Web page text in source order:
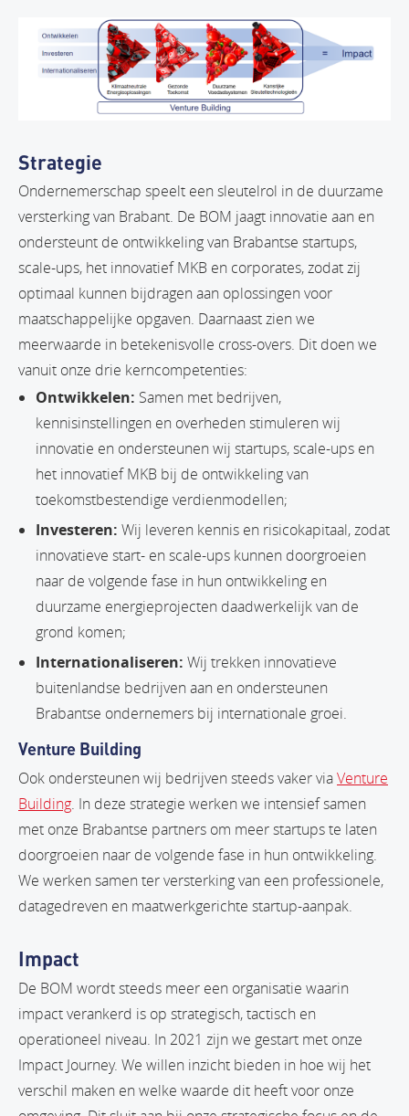
Strategie
Ondernemerschap speelt een sleutelrol in de duurzame
versterking van Brabant. De BOM jaagt innovatie aan en
ondersteunt de ontwikkeling van Brabantse startups,
scale-ups, het innovatief MKB en corporates, zodat zij
optimaal kunnen bijdragen aan oplossingen voor
maatschappelijke opgaven. Daarnaast zien we
meerwaarde in betekenisvolle cross-overs. Dit doen we
vanuit onze drie kerncompetenties:
Ontwikkelen: Samen met bedrijven,
kennisinstellingen en overheden stimuleren wij
innovatie en ondersteunen wij startups, scale-ups en
het innovatief MKB bij de ontwikkeling van
toekomstbestendige verdienmodellen;
Investeren: Wij leveren kennis en risicokapitaal, zodat
innovatieve start- en scale-ups kunnen doorgroeien
naar de volgende fase in hun ontwikkeling en
duurzame energieprojecten daadwerkelijk van de
grond komen;
Internationaliseren: Wij trekken innovatieve
buitenlandse bedrijven aan en ondersteunen
Brabantse ondernemers bij internationale groei.
Venture Building
Ook ondersteunen wij bedrijven steeds vaker viaVenture
Building. In deze strategie werken we intensief samen
met onze Brabantse partners om meer startups te laten
doorgroeien naar de volgende fase in hun ontwikkeling.
We werken samen ter versterking van een professionele,
datagedreven en maatwerkgerichte startup-aanpak.
Impact
De BOM wordt steeds meer een organisatie waarin
impact verankerd is op strategisch, tactisch en
operationeel niveau. In 2021 zijn we gestart met onze
Impact Journey. We willen inzicht bieden in hoe wij het
verschil maken en welke waarde dit heeft voor onze